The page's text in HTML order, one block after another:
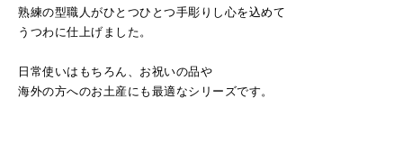
熟練の型職人がひとつひとつ手彫りし心を込めて
うつわに仕上げました。
日常使いはもちろん、お祝いの品や
海外の方へのお土産にも最適なシリーズです。